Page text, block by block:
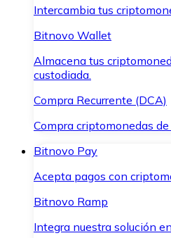
Intercambia tus
Bitnovo Wallet
Almacena tus
custodiada.
Compra Recurrente (DCA)
Compra criptomonedas
Bitnovo Pay
Acepta pagos con
Bitnovo Ramp
Integra nuestra solución